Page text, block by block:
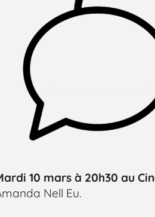
10 mars à 20h30 au
Nell Eu.